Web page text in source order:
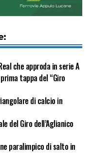
che approda in serie A
tappa del “Giro
di calcio in
del Giro dell’Aglianico
paralimpico di salto in